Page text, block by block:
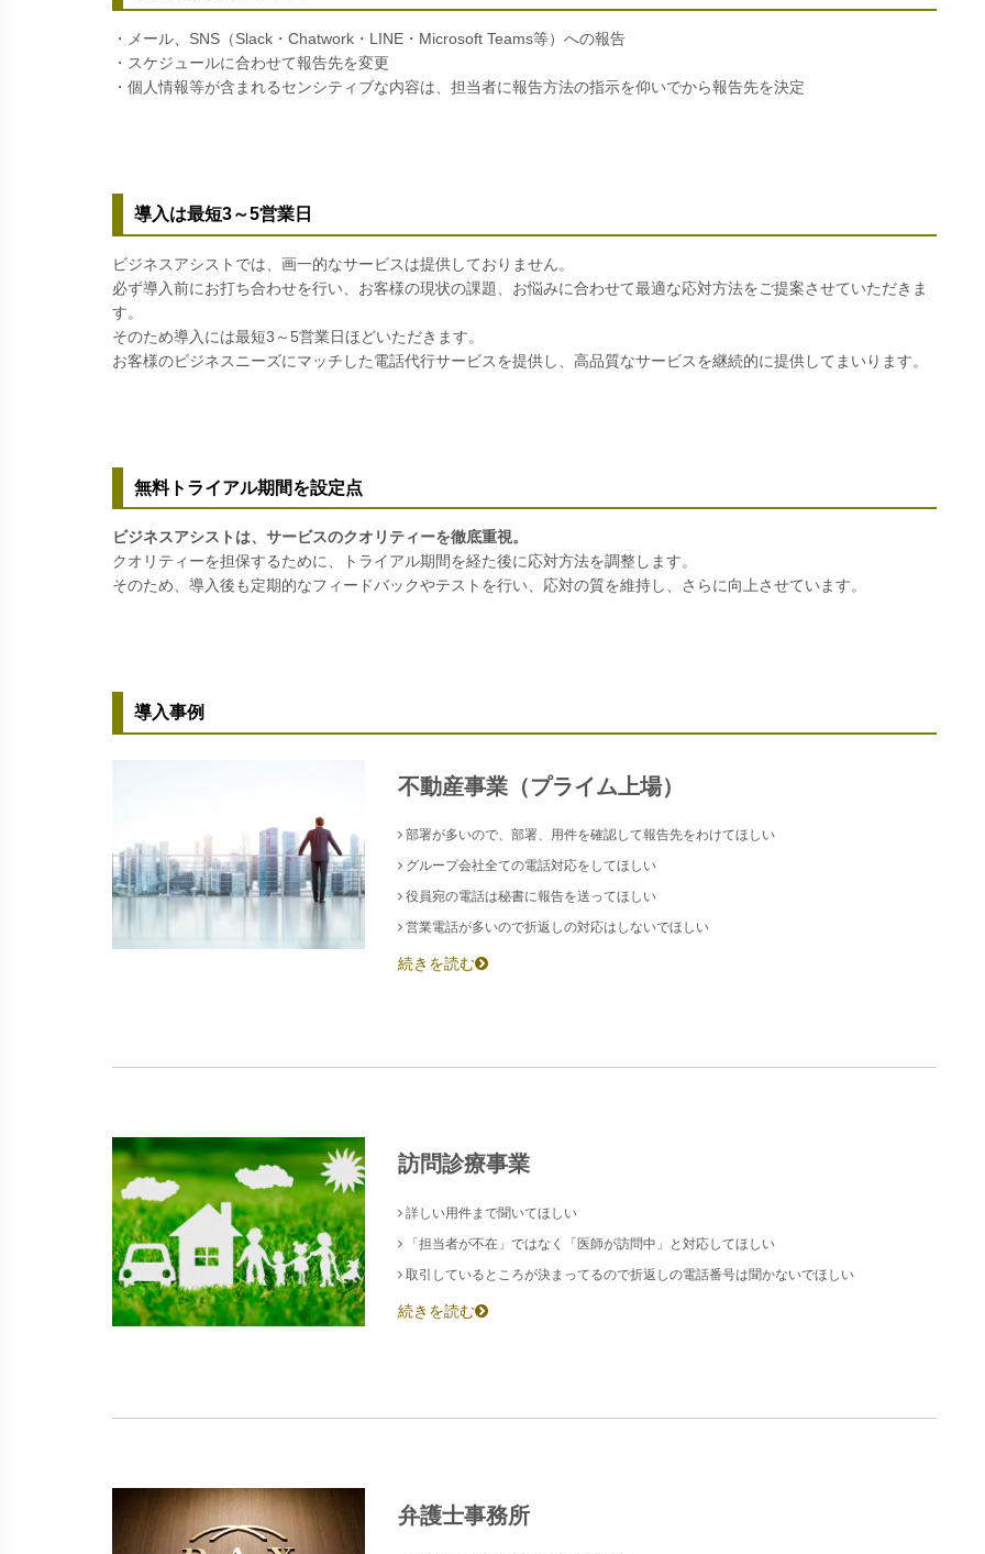
・メール、SNS（Slack・Chatwork・LINE・Microsoft Teams等）への報告
・スケジュールに合わせて報告先を変更
・個人情報等が含まれるセンシティブな内容は、担当者に報告方法の指示を仰いでから報告先を決定
導入は最短3～5営業日
ビジネスアシストでは、画一的なサービスは提供しておりません。
必ず導入前にお打ち合わせを行い、お客様の現状の課題、お悩みに合わせて最適な応対方法をご提案させていただきま
す。
そのため導入には最短3～5営業日ほどいただきます。
お客様のビジネスニーズにマッチした電話代行サービスを提供し、高品質なサービスを継続的に提供してまいります。
無料トライアル期間を設定点
ビジネスアシストは、サービスのクオリティーを徹底重視。
クオリティーを担保するために、トライアル期間を経た後に応対方法を調整します。
そのため、導入後も定期的なフィードバックやテストを行い、応対の質を維持し、さらに向上させています。
導入事例
不動産事業（プライム上場）
部署が多いので、部署、用件を確認して報告先をわけてほしい
グループ会社全ての電話対応をしてほしい
役員宛の電話は秘書に報告を送ってほしい
営業電話が多いので折返しの対応はしないでほしい
続きを読む
訪問診療事業
詳しい用件まで聞いてほしい
「担当者が不在」ではなく「医師が訪問中」と対応してほしい
取引しているところが決まってるので折返しの電話番号は聞かないでほしい
続きを読む
弁護士事務所